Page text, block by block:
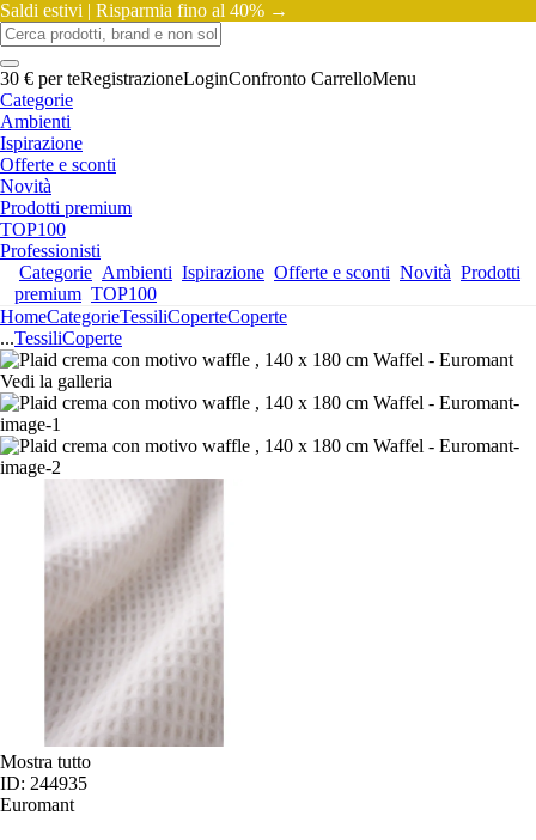
Saldi estivi | Risparmia fino al 40% →
30 € per teRegistrazioneLoginConfronto CarrelloMenu
Categorie
Ambienti
Ispirazione
Offerte e sconti
Novità
Prodotti premium
TOP100
Professionisti
Categorie Ambienti Ispirazione Offerte e sconti Novità Prodotti
premium TOP100
HomeCategorieTessiliCoperteCoperte
...TessiliCoperte
Vedi la galleria
Mostra tutto
ID: 244935
Euromant